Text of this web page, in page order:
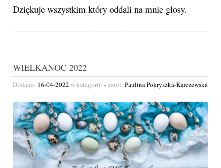
Dziękuje wszystkim który oddali na mnie głosy.
WIELKANOC 2022
Dodano: 16-04-2022 w kategorii: -autor: Paulina Pokryszka-Karczewska